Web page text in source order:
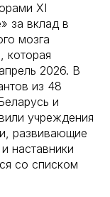
XI
за вклад в
мозга
которая
2026. В
из 48
и
учреждения
развивающие
наставники
со списком